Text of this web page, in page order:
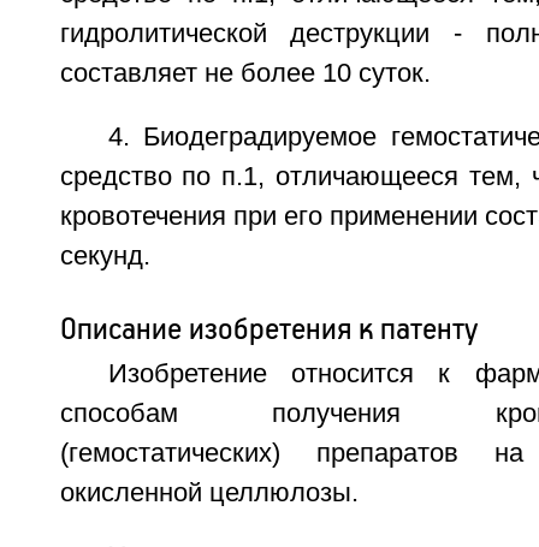
гидролитической деструкции -
составляет не более 10 суток.
4. Биодеградируемое
средство по п.1, отличающееся тем,
кровотечения при его применении
секунд.
Описание изобретения к патенту
Изобретение относится к
способам получения
(гемостатических) препаратов
окисленной целлюлозы.